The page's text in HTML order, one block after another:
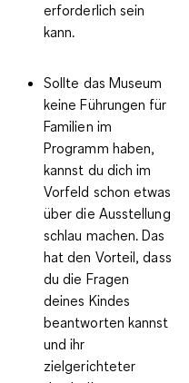
erforderlich sein
kann.
Sollte das Museum
keine Führungen für
Familien im
Programm haben,
kannst du dich im
Vorfeld schon etwas
über die Ausstellung
schlau machen. Das
hat den Vorteil, dass
du die Fragen
deines Kindes
beantworten kannst
und ihr
zielgerichteter